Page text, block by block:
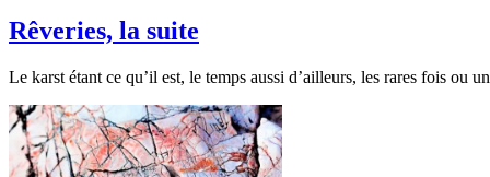
Rêveries, la suite
Le karst étant ce qu’il est, le temps aussi d’ailleurs, les rares fois ou